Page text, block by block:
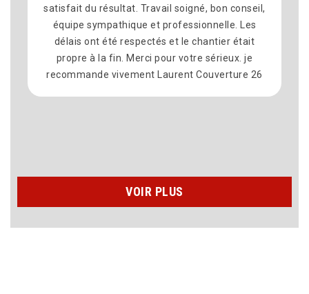
satisfait du résultat. Travail soigné, bon conseil,
équipe sympathique et professionnelle. Les
délais ont été respectés et le chantier était
propre à la fin. Merci pour votre sérieux. je
recommande vivement Laurent Couverture 26
VOIR PLUS